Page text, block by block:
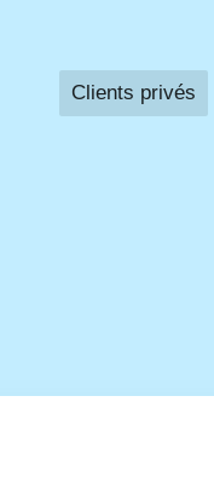
Clients privés